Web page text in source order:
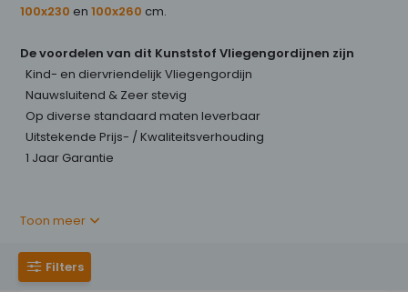
100x230 en100x260 cm.
De voordelen van dit Kunststof Vliegengordijnen zijn
Kind- en diervriendelijk Vliegengordijn
Nauwsluitend & Zeer stevig
Op diverse standaard maten leverbaar
Uitstekende Prijs- / Kwaliteitsverhouding
1 Jaar Garantie
Toon meer
Filters